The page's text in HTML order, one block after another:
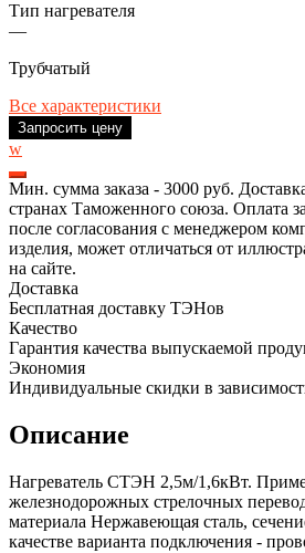
Тип нагревателя
—
Трубчатый
Все характеристики
Запросить цену
w
Мин. сумма заказа - 3000 руб.
странах Таможенного союза. Оплата
после согласования с менеджером
изделия, может отличаться от
на сайте.
Доставка
Бесплатная доставку ТЭНов
Качество
Гарантия качества выпускаемой
Экономия
Индивидуальные скидки в
Описание
Нагреватель СТЭН 2,5м/1,6кВт.
железнодорожных стрелочных
материала Нержавеющая сталь,
качестве варианта подключения -